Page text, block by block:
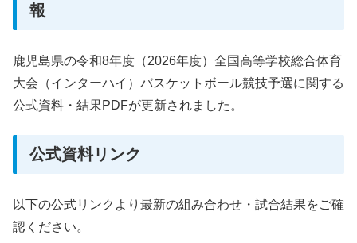
報
鹿児島県の令和8年度（2026年度）全国高等学校総合体育
大会（インターハイ）バスケットボール競技予選に関する
公式資料・結果PDFが更新されました。
公式資料リンク
以下の公式リンクより最新の組み合わせ・試合結果をご確
認ください。